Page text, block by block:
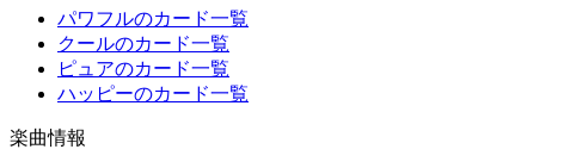
パワフルのカード一覧
クールのカード一覧
ピュアのカード一覧
ハッピーのカード一覧
楽曲情報